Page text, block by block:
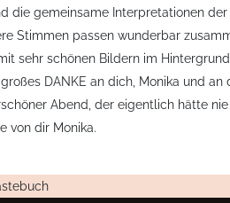
gemeinsame Interpretationen
Stimmen passen wunderbar
sehr schönen Bildern im
DANKE an dich, Monika und
Abend, der eigentlich hätte
von dir Monika.